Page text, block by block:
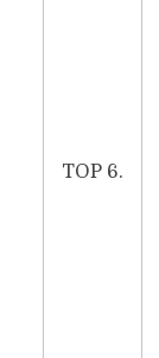
TOP 6.